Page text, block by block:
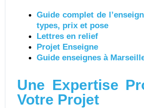
Guide complet de
types, prix et pose
Lettres en relief
Projet Enseigne
Guide enseignes à
Une Expertise
Votre Projet